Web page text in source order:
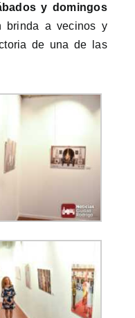
y domingos
brinda a vecinos y
de una de las